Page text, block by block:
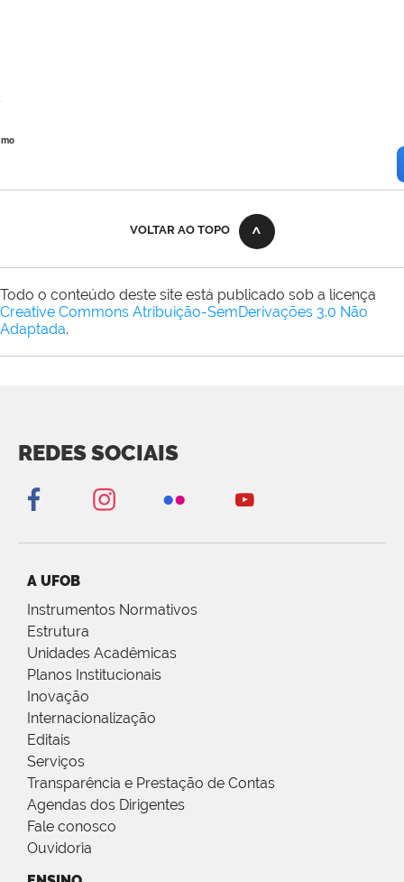
VOLTAR AO TOPO
Todo o conteúdo deste site está publicado sob a licença
Creative Commons Atribuição-SemDerivações 3.0 Não
Adaptada.
REDES SOCIAIS
A UFOB
Instrumentos Normativos
Estrutura
Unidades Acadêmicas
Planos Institucionais
Inovação
Internacionalização
Editais
Serviços
Transparência e Prestação de Contas
Agendas dos Dirigentes
Fale conosco
Ouvidoria